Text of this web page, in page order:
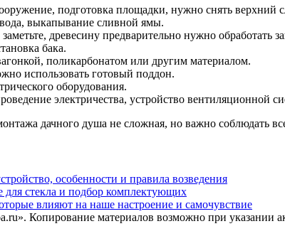
подготовка площадки, нужно снять верхний
выкапывание сливной ямы.
заметьте, древесину предварительно нужно обработать
бака.
поликарбонатом или другим материалом.
использовать готовый поддон.
оборудования.
электричества, устройство вентиляционной
дачного душа не сложная, но важно соблюдать
особенности и правила возведения
для стекла и подбор комплектующих
влияют на наше настроение и самочувствие
Копирование материалов возможно при указании